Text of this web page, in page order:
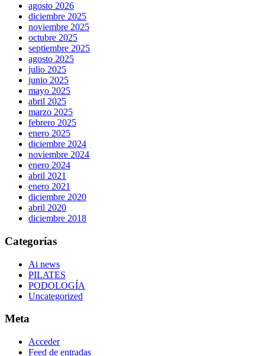
agosto 2026
diciembre 2025
noviembre 2025
octubre 2025
septiembre 2025
agosto 2025
julio 2025
junio 2025
mayo 2025
abril 2025
marzo 2025
febrero 2025
enero 2025
diciembre 2024
noviembre 2024
enero 2024
abril 2021
enero 2021
diciembre 2020
abril 2020
diciembre 2018
Categorías
Ai news
PILATES
PODOLOGÍA
Uncategorized
Meta
Acceder
Feed de entradas